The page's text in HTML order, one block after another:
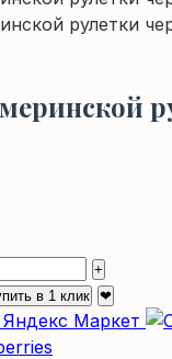
+
в 1 клик ❤
Яндекс Маркет